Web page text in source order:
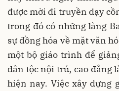
được mời đi truyền dạy
trong đó có những làng
sự đồng hóa về mặt văn
một bộ giáo trình để
dân tộc nội trú, cao đẳng
hiện nay. Việc xây dựng